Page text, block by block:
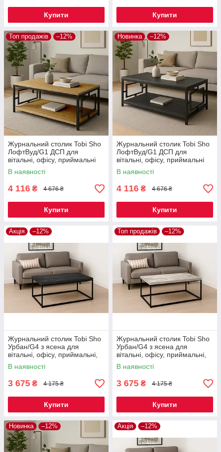
Купити Купити
Топ продажів –12%
Журнальний столик Tobi Sho
ЛофтВуд/G1 ДСП для
вітальні, офісу, приймальні
Дуб евок, 500х1140х470 мм
В наявності
4 116 ₴ 4 676 ₴
Купити
Новинка –12%
Журнальний столик Tobi Sho
ЛофтВуд/G1 ДСП для
вітальні, офісу, приймальні
Вугільний камінь,
500х1140х470 мм
В наявності
4 116 ₴ 4 676 ₴
Купити
Акція –12%
Журнальний столик Tobi Sho
Урбан/G4 з ясена для
вітальні, офісу, приймальні,
тераси Графіт, 500х1200х600
мм
В наявності
3 675 ₴ 4 175 ₴
Купити
Топ продажів –12%
Журнальний столик Tobi Sho
Урбан/G4 з ясена для
вітальні, офісу, приймальні,
тераси Канадська сосна,
500х1200х600 мм
В наявності
3 675 ₴ 4 175 ₴
Купити
Новинка –12% Акція –12%